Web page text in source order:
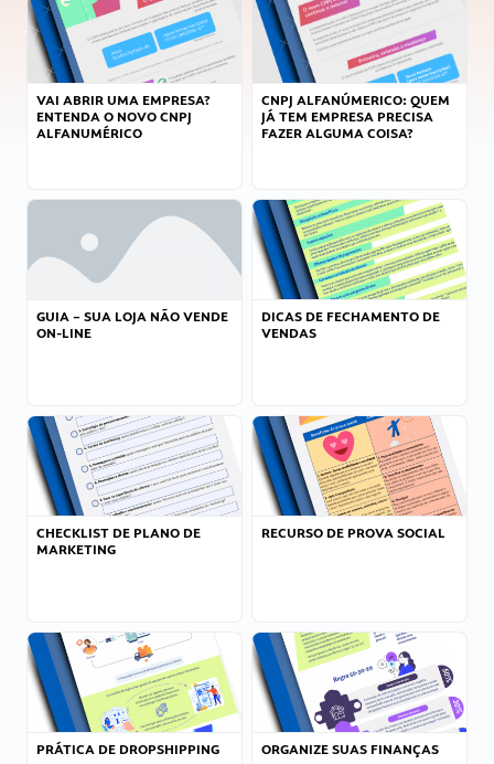
VAI ABRIR UMA EMPRESA?
ENTENDA O NOVO CNPJ
ALFANUMÉRICO
CNPJ ALFANÚMERICO: QUEM
JÁ TEM EMPRESA PRECISA
FAZER ALGUMA COISA?
GUIA – SUA LOJA NÃO VENDE
ON-LINE
DICAS DE FECHAMENTO DE
VENDAS
CHECKLIST DE PLANO DE
MARKETING
RECURSO DE PROVA SOCIAL
PRÁTICA DE DROPSHIPPING ORGANIZE SUAS FINANÇAS